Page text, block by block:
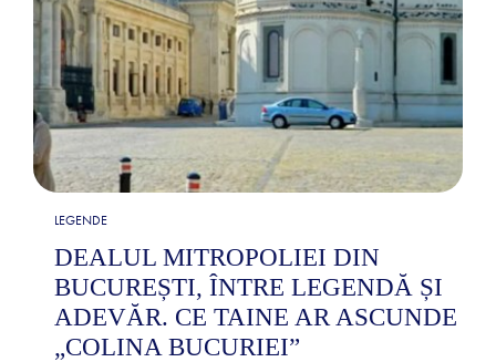
LEGENDE
DEALUL MITROPOLIEI DIN
BUCUREȘTI, ÎNTRE LEGENDĂ ȘI
ADEVĂR. CE TAINE AR ASCUNDE
„COLINA BUCURIEI”